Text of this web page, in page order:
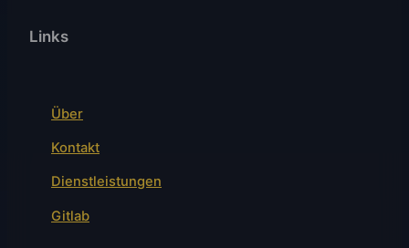
Links
Über
Kontakt
Dienstleistungen
Gitlab